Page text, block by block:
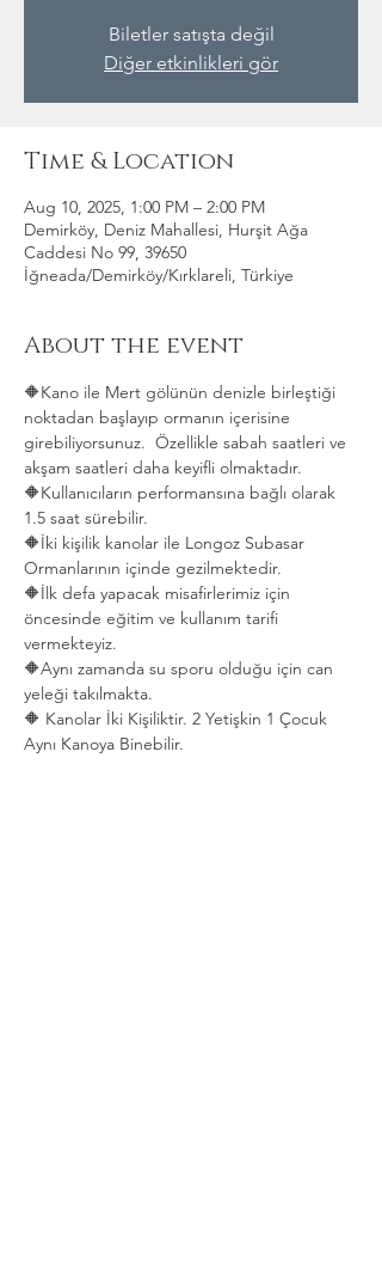
Biletler satışta değil
Diğer etkinlikleri gör
Time & Location
Aug 10, 2025, 1:00 PM – 2:00 PM
Demirköy, Deniz Mahallesi, Hurşit Ağa
Caddesi No 99, 39650
İğneada/Demirköy/Kırklareli, Türkiye
About the event
🔶Kano ile Mert gölünün denizle birleştiği
noktadan başlayıp ormanın içerisine
girebiliyorsunuz.  Özellikle sabah saatleri ve
akşam saatleri daha keyifli olmaktadır.
🔶Kullanıcıların performansına bağlı olarak
1.5 saat sürebilir.
🔶İki kişilik kanolar ile Longoz Subasar
Ormanlarının içinde gezilmektedir.
🔶İlk defa yapacak misafirlerimiz için
öncesinde eğitim ve kullanım tarifi
vermekteyiz.
🔶Aynı zamanda su sporu olduğu için can
yeleği takılmakta.
🔶 Kanolar İki Kişiliktir. 2 Yetişkin 1 Çocuk
Aynı Kanoya Binebilir.